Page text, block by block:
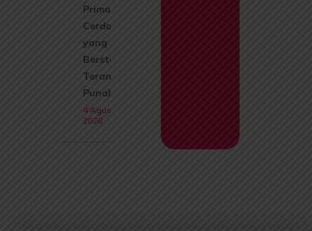
Primata
Cerdas
yang Kini
Berstatus
Terancam
Punah
4 Agustus
2026